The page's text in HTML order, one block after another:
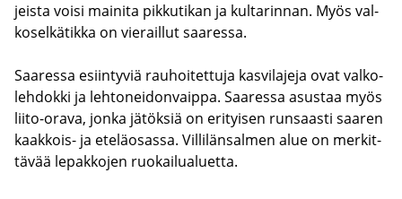
jeis­ta voisi mai­ni­ta pik­ku­ti­kan ja kul­ta­rin­nan. Myös val­
ko­sel­kä­tik­ka on vie­rail­lut saa­res­sa.
Saa­res­sa esiin­ty­viä rau­hoi­tet­tu­ja kas­vi­la­je­ja ovat val­ko­
leh­dok­ki ja leh­to­nei­don­vaip­pa. Saa­res­sa asus­taa myös
liito-​orava, jonka jä­tök­siä on eri­tyi­sen run­saas­ti saa­ren
kaakkois-​ ja ete­lä­osas­sa. Vil­li­län­sal­men alue on mer­kit­
tä­vää le­pak­ko­jen ruo­kai­lua­luet­ta.